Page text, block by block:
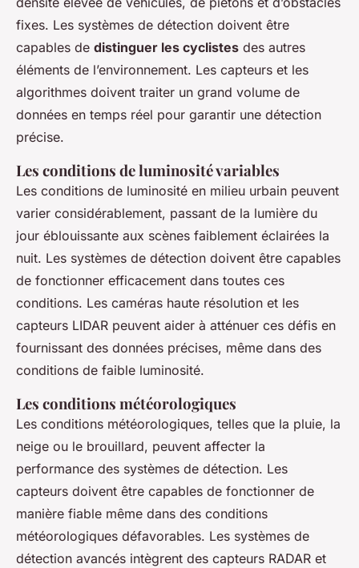
fixes. Les systèmes de détection doivent être
capables de distinguer les cyclistes des autres
éléments de l’environnement. Les capteurs et les
algorithmes doivent traiter un grand volume de
données en temps réel pour garantir une détection
précise.
Les conditions de luminosité variables
Les conditions de luminosité en milieu urbain peuvent
varier considérablement, passant de la lumière du
jour éblouissante aux scènes faiblement éclairées la
nuit. Les systèmes de détection doivent être capables
de fonctionner efficacement dans toutes ces
conditions. Les caméras haute résolution et les
capteurs LIDAR peuvent aider à atténuer ces défis en
fournissant des données précises, même dans des
conditions de faible luminosité.
Les conditions météorologiques
Les conditions météorologiques, telles que la pluie, la
neige ou le brouillard, peuvent affecter la
performance des systèmes de détection. Les
capteurs doivent être capables de fonctionner de
manière fiable même dans des conditions
météorologiques défavorables. Les systèmes de
détection avancés intègrent des capteurs RADAR et